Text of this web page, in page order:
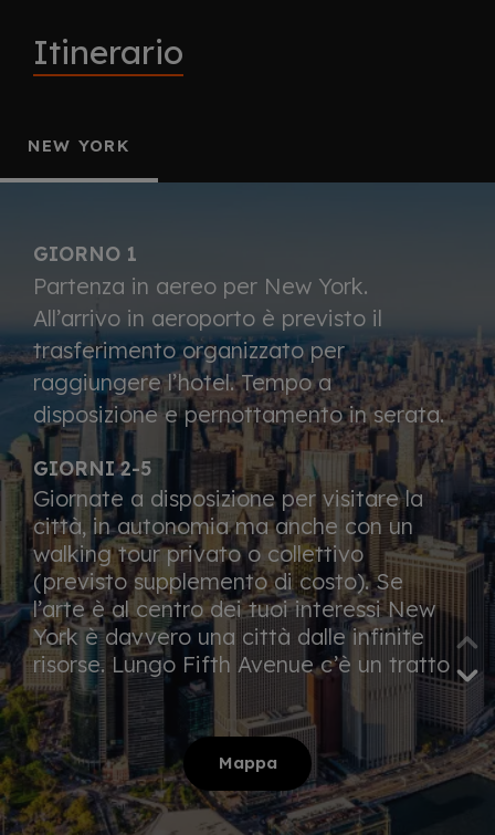
Itinerario
NEW YORK
GIORNO 1
Partenza in aereo per New York.
All’arrivo in aeroporto è previsto il
trasferimento organizzato per
raggiungere l’hotel. Tempo a
disposizione e pernottamento in serata.
GIORNI 2-5
Giornate a disposizione per visitare la
città, in autonomia ma anche con un
walking tour privato o collettivo
(previsto supplemento di costo). Se
l’arte è al centro dei tuoi interessi New
York è davvero una città dalle infinite
risorse. Lungo Fifth Avenue c’è un tratto
di strada chiamato Museum Mile perché
qui si trovano alcuni dei musei più
importanti del mondo: Metropolitan
Museum of Art, Guggenheim Museum,
Neue Galerie dedicato all’arte e al
Mappa